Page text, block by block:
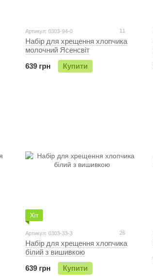
Артикул: 0303-94-0 11
Набір для хрещення хлопчика
молочний Ясенсвіт
639 грн
Купити
Хіт
Артикул: 0303-33-3 26
Набір для хрещення хлопчика
білий з вишивкою
639 грн
Купити